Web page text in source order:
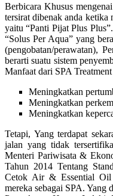
Berbicara Khusus
tersirat dibenak anda ketika
yaitu “Panti Pijat Plus
“Solus Per Aqua” yang
(pengobatan/perawatan),
berarti suatu sistem
Manfaat dari SPA
Meningkatkan
Meningkatkan
Meningkatkan
Tetapi, Yang terdapat
jalan yang tidak
Menteri Pariwisata &
Tahun 2014 Tentang
Cetok Air & Essential Oil
mereka sebagai SPA. Yang